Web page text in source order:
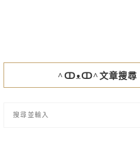
^ↀᴥↀ^文章搜尋